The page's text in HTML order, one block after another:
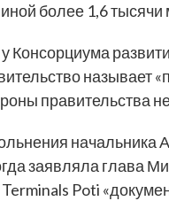
более 1,6
Консорциума
называет
правительства
начальника
заявляла глава
Poti